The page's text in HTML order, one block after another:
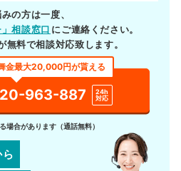
の方は一度、
相談窓口 にご連絡ください。
無料で相談対応致します。
金最大20,000円が貰える
963-887
24h
対応
場合があります（通話無料）